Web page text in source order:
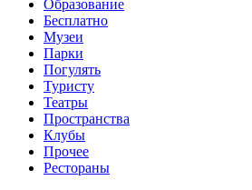
Образование
Бесплатно
Музеи
Парки
Погулять
Туристу
Театры
Пространства
Клубы
Прочее
Рестораны